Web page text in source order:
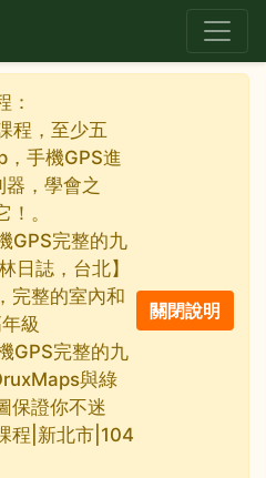
：
程，至少五
手機GPS進
，學會之
。
GPS完整的九
日誌，台北】
完整的室內和
級
GPS完整的九
與綠
保證你不迷
程|新北市|104